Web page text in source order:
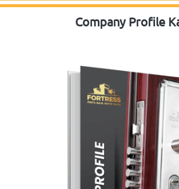
Company Profile